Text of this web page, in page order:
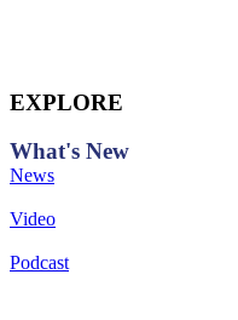
EXPLORE
What's New
News
Video
Podcast